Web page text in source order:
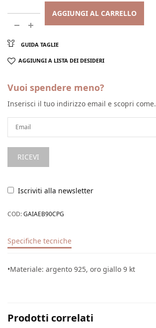
AGGIUNGI AL CARRELLO
GUIDA TAGLIE
AGGIUNGI A LISTA DEI DESIDERI
Vuoi spendere meno?
Inserisci il tuo indirizzo email e scopri come.
Iscriviti alla newsletter
COD:GAIAEB90CPG
Specifiche tecniche
•Materiale: argento 925, oro giallo 9 kt
Prodotti correlati